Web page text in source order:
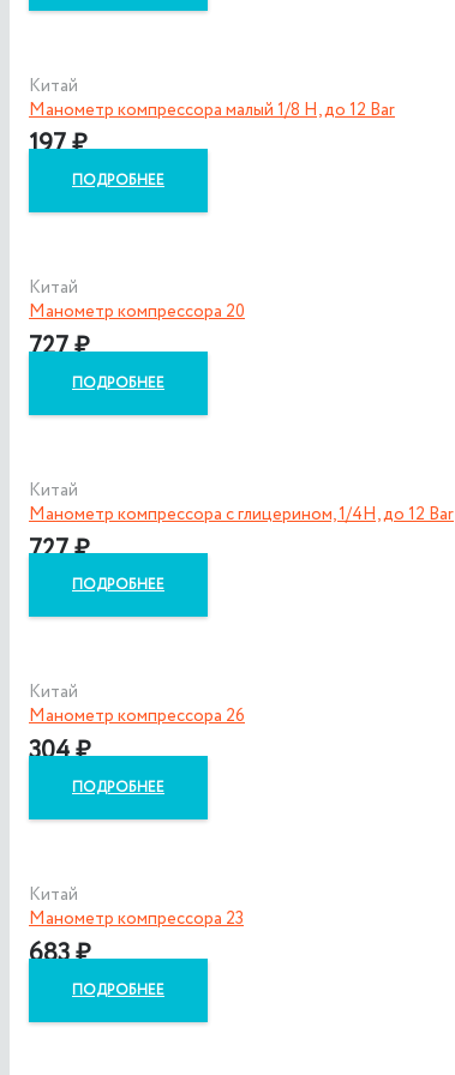
Китай
Манометр компрессора малый 1/8 H, до 12 Bar
197₽
ПОДРОБНЕЕ
Китай
Манометр компрессора 20
727₽
ПОДРОБНЕЕ
Китай
Манометр компрессора с глицерином, 1/4H, до 12 Bar
727₽
ПОДРОБНЕЕ
Китай
Манометр компрессора 26
304₽
ПОДРОБНЕЕ
Китай
Манометр компрессора 23
683₽
ПОДРОБНЕЕ